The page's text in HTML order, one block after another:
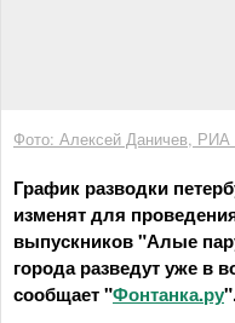
Фото: Алексей Даничев, РИА
График разводки
изменят для
выпускников "Алые
города разведут уже в
сообщает "Фонтанка.ру